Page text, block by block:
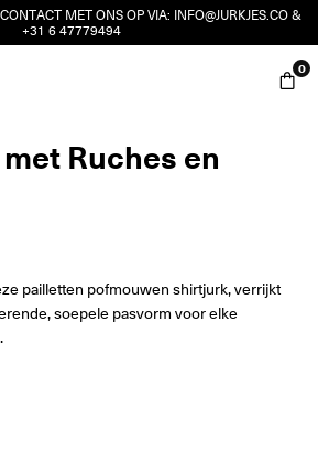
MET ONS OP VIA: INFO@JURKJES.CO&
+31 6 47779494
0
Ruches en
pailletten pofmouwen shirtjurk, verrijkt
soepele pasvorm voor elke